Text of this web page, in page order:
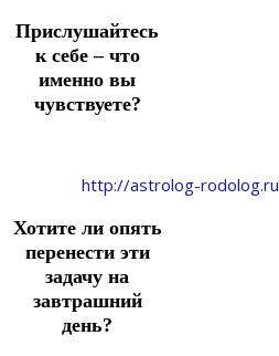
Прислушайтесь
к себе – что
именно вы
чувствуете?
http://astrolog-rodolog.ru
Хотите ли опять
перенести эти
задачу на
завтрашний
день?